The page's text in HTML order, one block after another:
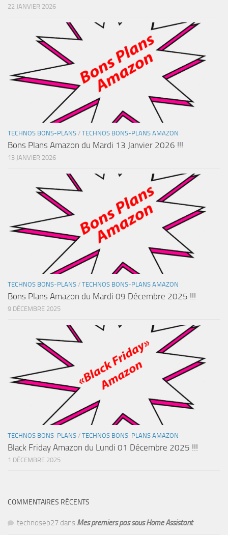
22 JANVIER 2026
TECHNOS BONS-PLANS / TECHNOS BONS-PLANS AMAZON
Bons Plans Amazon du Mardi 13 Janvier 2026 !!!
13 JANVIER 2026
TECHNOS BONS-PLANS / TECHNOS BONS-PLANS AMAZON
Bons Plans Amazon du Mardi 09 Décembre 2025 !!!
9 DÉCEMBRE 2025
TECHNOS BONS-PLANS / TECHNOS BONS-PLANS AMAZON
Black Friday Amazon du Lundi 01 Décembre 2025 !!!
1 DÉCEMBRE 2025
COMMENTAIRES RÉCENTS
technoseb27 dans Mes premiers pas sous Home Assistant